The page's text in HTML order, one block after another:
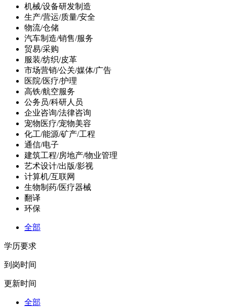
机械/设备研发制造
生产/营运/质量/安全
物流/仓储
汽车制造/销售/服务
贸易/采购
服装/纺织/皮革
市场营销/公关/媒体/广告
医院/医疗/护理
高铁/航空服务
公务员/科研人员
企业咨询/法律咨询
宠物医疗/宠物美容
化工/能源/矿产/工程
通信/电子
建筑工程/房地产/物业管理
艺术设计/出版/影视
计算机/互联网
生物制药/医疗器械
翻译
环保
全部
学历要求
到岗时间
更新时间
全部